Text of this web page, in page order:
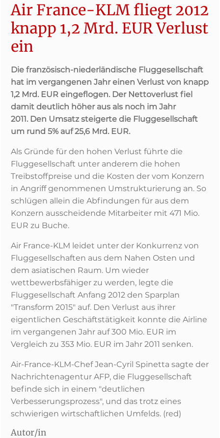
Air France-KLM fliegt 2012
knapp 1,2 Mrd. EUR Verlust
ein
Die französisch-niederländische Fluggesellschaft
hat im vergangenen Jahr einen Verlust von knapp
1,2 Mrd. EUR eingeflogen. Der Nettoverlust fiel
damit deutlich höher aus als noch im Jahr
2011. Den Umsatz steigerte die Fluggesellschaft
um rund 5% auf 25,6 Mrd. EUR.
Als Gründe für den hohen Verlust führte die
Fluggesellschaft unter anderem die hohen
Treibstoffpreise und die Kosten der vom Konzern
in Angriff genommenen Umstrukturierung an. So
schlügen allein die Abfindungen für aus dem
Konzern ausscheidende Mitarbeiter mit 471 Mio.
EUR zu Buche.
Air France-KLM leidet unter der Konkurrenz von
Fluggesellschaften aus dem Nahen Osten und
dem asiatischen Raum. Um wieder
wettbewerbsfähiger zu werden, legte die
Fluggesellschaft Anfang 2012 den Sparplan
"Transform 2015" auf. Den Verlust aus ihrer
eigentlichen Geschäftstätigkeit konnte die Airline
im vergangenen Jahr auf 300 Mio. EUR im
Vergleich zu 353 Mio. EUR im Jahr 2011 senken.
Air-France-KLM-Chef Jean-Cyril Spinetta sagte der
Nachrichtenagentur AFP, die Fluggesellschaft
befinde sich in einem "deutlichen
Verbesserungsprozess", und das trotz eines
schwierigen wirtschaftlichen Umfelds. (red)
Autor/in